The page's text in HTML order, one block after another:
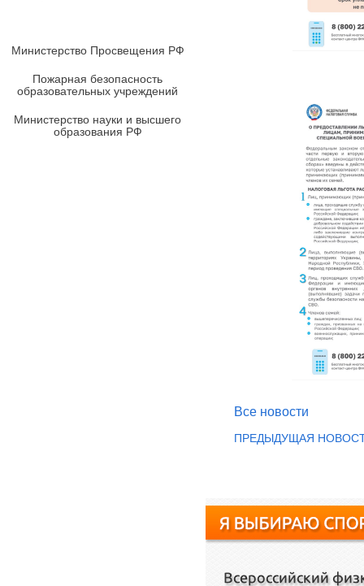
Министерство Просвещения РФ
Пожарная безопасность
образовательных учреждений
Министерство науки и высшего
образования РФ
Все новости
ПРЕДЫДУЩАЯ